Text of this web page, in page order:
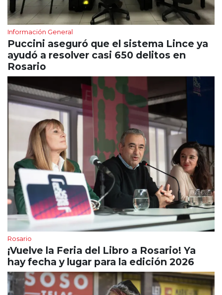
Información General
Puccini aseguró que el sistema Lince ya
ayudó a resolver casi 650 delitos en
Rosario
Rosario
¡Vuelve la Feria del Libro a Rosario! Ya
hay fecha y lugar para la edición 2026